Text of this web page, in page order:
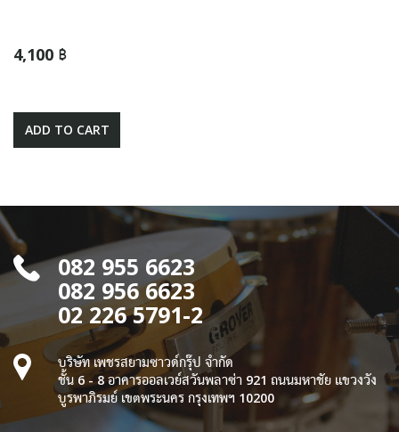
4,100 ฿
ADD TO CART
082 955 6623
082 956 6623
02 226 5791-2
บริษัท เพชรสยามซาวด์กรุ๊ป จำกัด
ชั้น 6 - 8 อาคารออลเวย์สวันพลาซ่า 921 ถนนมหาชัย แขวงวัง
บูรพาภิรมย์ เขตพระนคร กรุงเทพฯ 10200